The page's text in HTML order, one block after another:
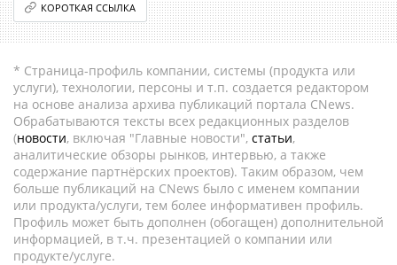
КОРОТКАЯ ССЫЛКА
* Страница-профиль компании, системы (продукта или
услуги), технологии, персоны и т.п. создается редактором
на основе анализа архива публикаций портала CNews.
Обрабатываются тексты всех редакционных разделов
(новости, включая "Главные новости", статьи,
аналитические обзоры рынков, интервью, а также
содержание партнёрских проектов). Таким образом, чем
больше публикаций на CNews было с именем компании
или продукта/услуги, тем более информативен профиль.
Профиль может быть дополнен (обогащен) дополнительной
информацией, в т.ч. презентацией о компании или
продукте/услуге.